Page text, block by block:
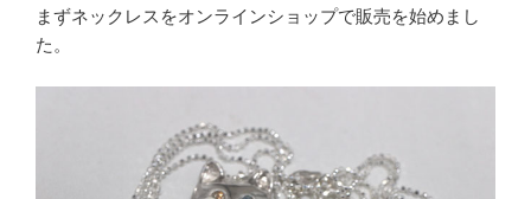
まずネックレスをオンラインショップで販売を始めまし
た。